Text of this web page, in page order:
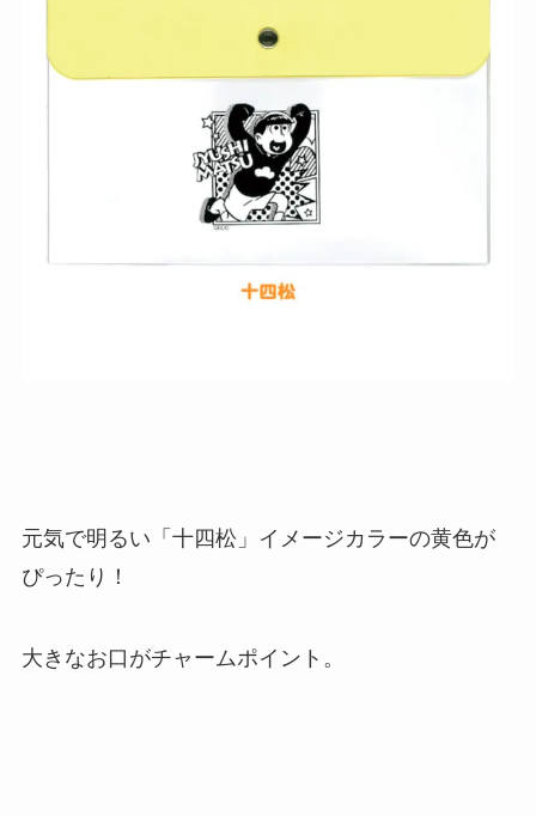
元気で明るい「十四松」イメージカラーの黄色が
ぴったり！
大きなお口がチャームポイント。